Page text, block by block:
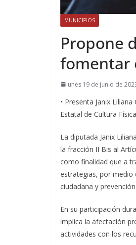
MUNICIPIOS
Propone
fomentar
lunes 19 de junio de
• Presenta Janix
Estatal de Cultura
La diputada Janix
la fracción II Bis al
como finalidad que a
estrategias, por
ciudadana y
En su participación
implica la afectación
actividades con los